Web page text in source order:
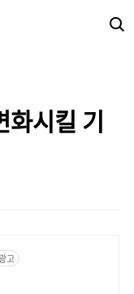
시킬 기
고